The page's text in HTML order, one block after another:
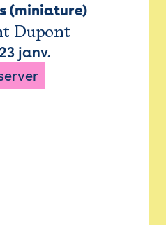
(miniature)
Dupont
janv.